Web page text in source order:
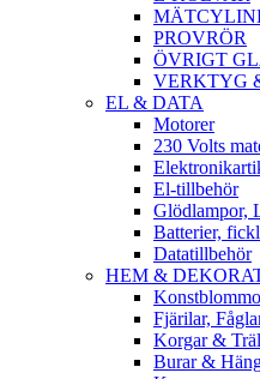
PROVRÖR
ÖVRIGT
VERKTYG
EL & DATA
Motorer
230 Volts
El-tillbehör
Glödlampor,
Batterier,
Datatillbehör
HEM &
Fjärilar,
Korgar &
Burar &